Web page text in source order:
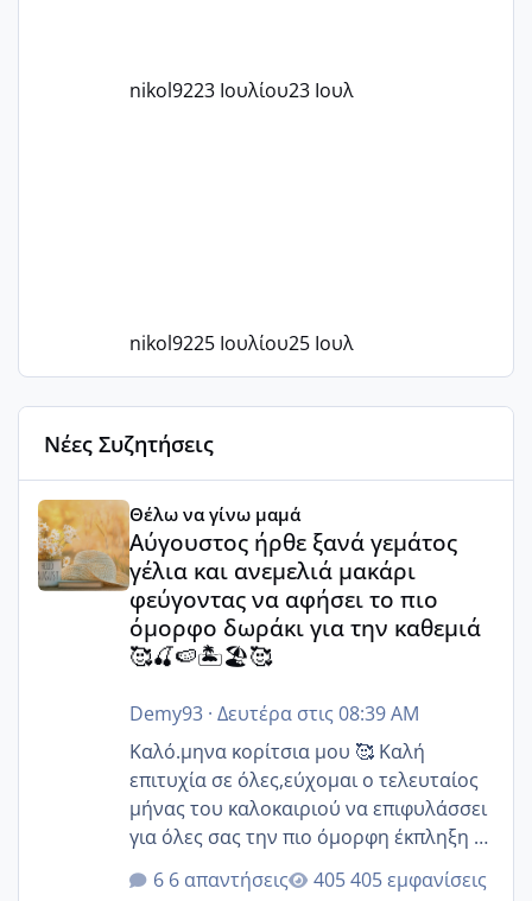
nikol9223 Ιουλίου23 Ιουλ
nikol9225 Ιουλίου25 Ιουλ
Νέες Συζητήσεις
Αύγουστος ήρθε ξανά γεμάτος γέλια και ανεμελιά
Θέλω να γίνω μαμά
Αύγουστος ήρθε ξανά γεμάτος
γέλια και ανεμελιά μακάρι
φεύγοντας να αφήσει το πιο
όμορφο δωράκι για την καθεμιά
🥰🍒🍉🏝️🏖️🥰
Demy93· Δευτέρα στις 08:39 AM
Καλό.μηνα κορίτσια μου 🥰 Καλή
επιτυχία σε όλες,εύχομαι ο τελευταίος
μήνας του καλοκαιριού να επιφυλάσσει
για όλες σας την πιο όμορφη έκπληξη 🧿
@Elk @Melikara86 @Παρασκευαιδου
@Zenia z @melitiniღ @Christi.D.
6 απαντήσεις 405 εμφανίσεις